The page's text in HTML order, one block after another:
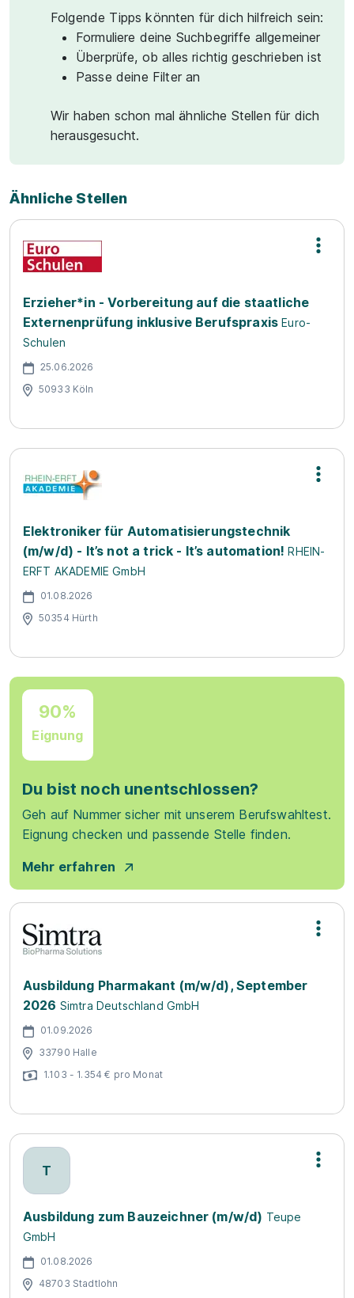
Folgende Tipps könnten für dich hilfreich sein:
Formuliere deine Suchbegriffe allgemeiner
Überprüfe, ob alles richtig geschrieben ist
Passe deine Filter an
Wir haben schon mal ähnliche Stellen für dich
herausgesucht.
Ähnliche Stellen
Erzieher*in - Vorbereitung auf die staatliche
Externenprüfung inklusive Berufspraxis Euro-
Schulen
25.06.2026
50933 Köln
Elektroniker für Automatisierungstechnik
(m/w/d) - It’s not a trick - It’s automation! RHEIN-
ERFT AKADEMIE GmbH
01.08.2026
50354 Hürth
90%
Eignung
Du bist noch unentschlossen?
Geh auf Nummer sicher mit unserem Berufswahltest.
Eignung checken und passende Stelle finden.
Mehr erfahren
Ausbildung Pharmakant (m/w/d), September
2026 Simtra Deutschland GmbH
01.09.2026
33790 Halle
1.103 - 1.354 € pro Monat
T
Ausbildung zum Bauzeichner (m/w/d) Teupe
GmbH
01.08.2026
48703 Stadtlohn